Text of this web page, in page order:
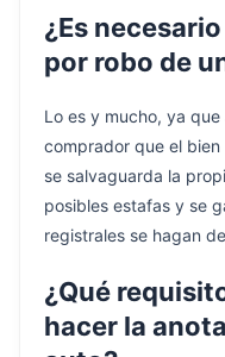
¿Es
por robo de
Lo es y mucho, ya
comprador que el
se salvaguarda la
posibles estafas y se
registrales se hagan
¿Qué
hacer la